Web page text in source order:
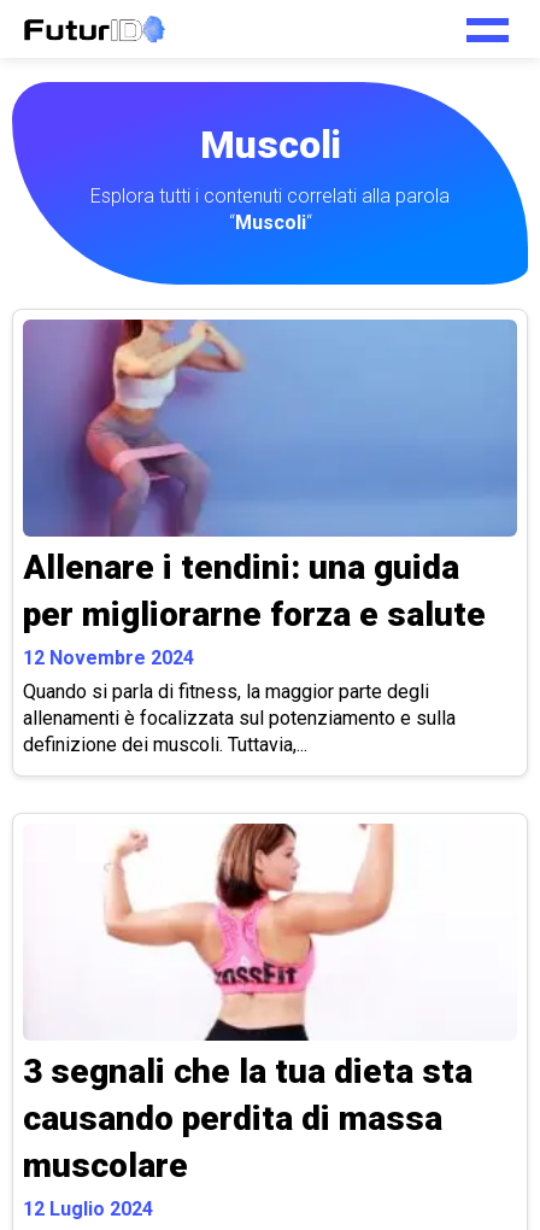
Muscoli
Esplora tutti i contenuti correlati alla parola
“Muscoli“
Allenare i tendini: una guida
per migliorarne forza e salute
12 Novembre 2024
Quando si parla di fitness, la maggior parte degli
allenamenti è focalizzata sul potenziamento e sulla
definizione dei muscoli. Tuttavia,...
3 segnali che la tua dieta sta
causando perdita di massa
muscolare
12 Luglio 2024